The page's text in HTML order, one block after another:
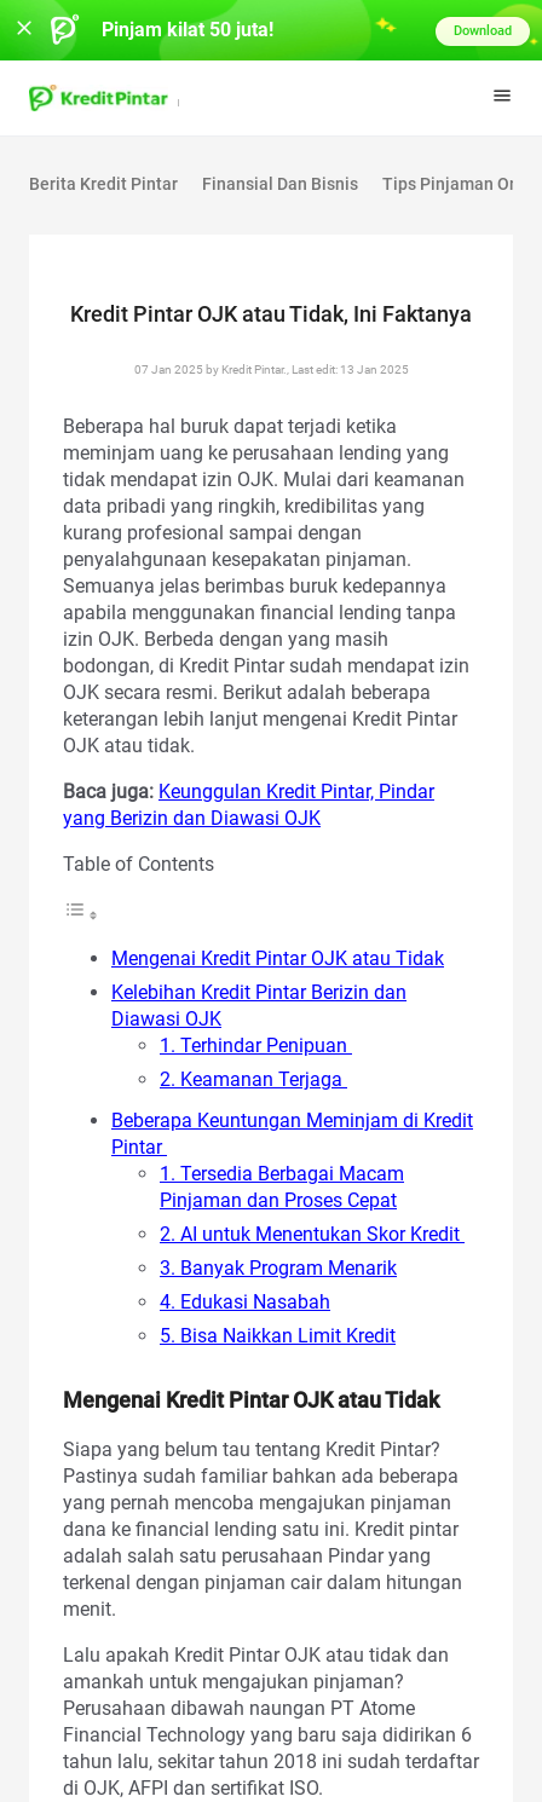
Berita Kredit Pintar Finansial Dan Bisnis Tips Pinjaman
Kredit Pintar OJK atau Tidak, Ini Faktanya
07 Jan 2025 by Kredit Pintar., Last edit: 13 Jan 2025
Beberapa hal buruk dapat terjadi ketika
meminjam uang ke perusahaan lending yang
tidak mendapat izin OJK. Mulai dari keamanan
data pribadi yang ringkih, kredibilitas yang
kurang profesional sampai dengan
penyalahgunaan kesepakatan pinjaman.
Semuanya jelas berimbas buruk kedepannya
apabila menggunakan financial lending tanpa
izin OJK. Berbeda dengan yang masih
bodongan, di Kredit Pintar sudah mendapat izin
OJK secara resmi. Berikut adalah beberapa
keterangan lebih lanjut mengenai Kredit Pintar
OJK atau tidak.
Baca juga: Keunggulan Kredit Pintar, Pindar
yang Berizin dan Diawasi OJK
Table of Contents
Mengenai Kredit Pintar OJK atau Tidak
Kelebihan Kredit Pintar Berizin dan
Diawasi OJK
1. Terhindar Penipuan
2. Keamanan Terjaga
Beberapa Keuntungan Meminjam di Kredit
Pintar
1. Tersedia Berbagai Macam
Pinjaman dan Proses Cepat
2. AI untuk Menentukan Skor Kredit
3. Banyak Program Menarik
4. Edukasi Nasabah
5. Bisa Naikkan Limit Kredit
Mengenai Kredit Pintar OJK atau Tidak
Siapa yang belum tau tentang Kredit Pintar?
Pastinya sudah familiar bahkan ada beberapa
yang pernah mencoba mengajukan pinjaman
dana ke financial lending satu ini. Kredit pintar
adalah salah satu perusahaan Pindar yang
terkenal dengan pinjaman cair dalam hitungan
menit.
Lalu apakah Kredit Pintar OJK atau tidak dan
amankah untuk mengajukan pinjaman?
Perusahaan dibawah naungan PT Atome
Financial Technology yang baru saja didirikan 6
tahun lalu, sekitar tahun 2018 ini sudah terdaftar
di OJK, AFPI dan sertifikat ISO.
Pinjam kilat 50 juta! Download